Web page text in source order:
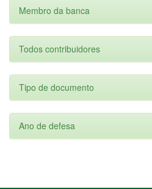
Membro da banca
Todos contribuidores
Tipo de documento
Ano de defesa